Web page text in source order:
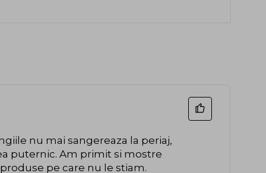
nu mai sangereaza la periaj,
puternic. Am primit si mostre
pe care nu le stiam.